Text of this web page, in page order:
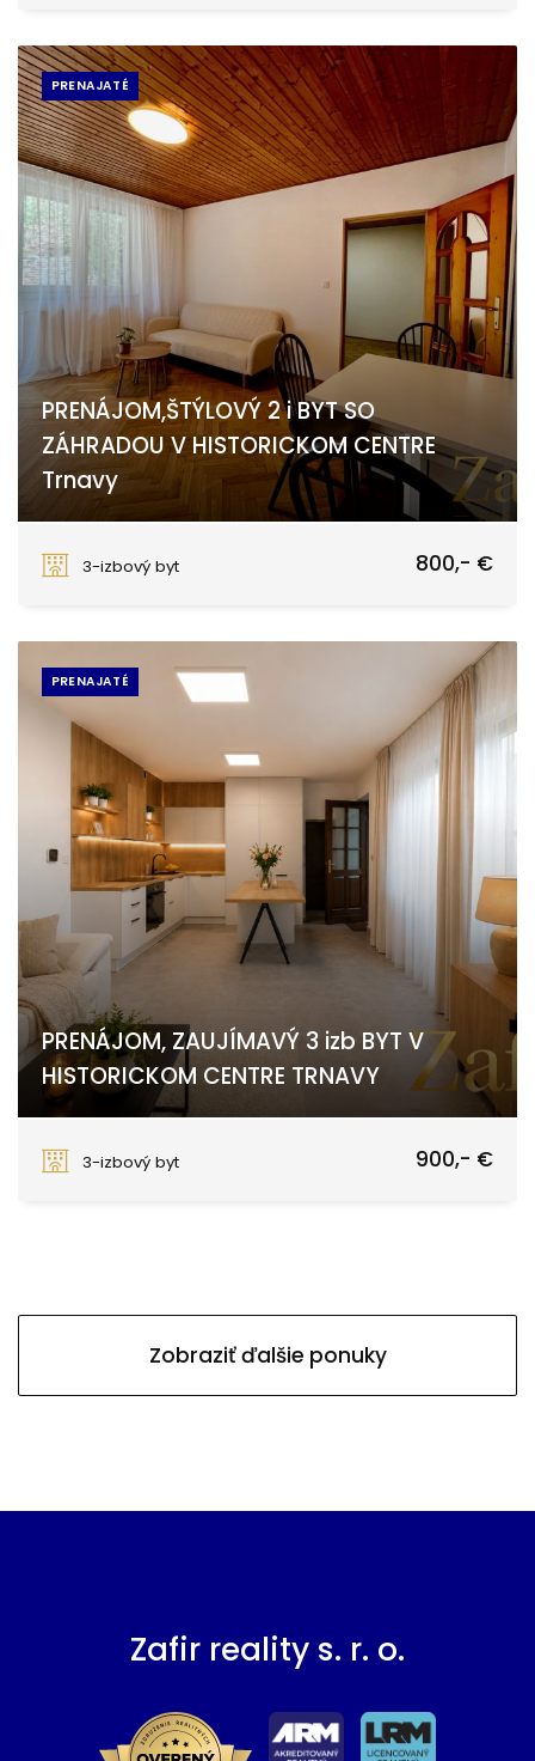
PRENAJATÉ
PRENÁJOM,ŠTÝLOVÝ 2 i BYT SO
ZÁHRADOU V HISTORICKOM CENTRE
Trnavy
3-izbový byt
800,- €
PRENAJATÉ
PRENÁJOM, ZAUJÍMAVÝ 3 izb BYT V
HISTORICKOM CENTRE TRNAVY
3-izbový byt
900,- €
Zobraziť ďalšie ponuky
Zafir reality s. r. o.